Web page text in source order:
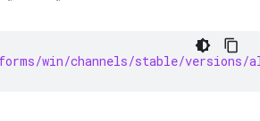
win/channels/stable/versions/